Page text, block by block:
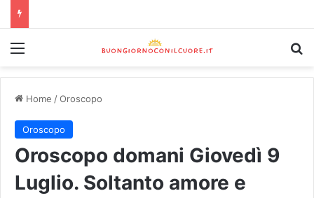
Home /Oroscopo
Oroscopo
Oroscopo domani Giovedì 9
Luglio. Soltanto amore e